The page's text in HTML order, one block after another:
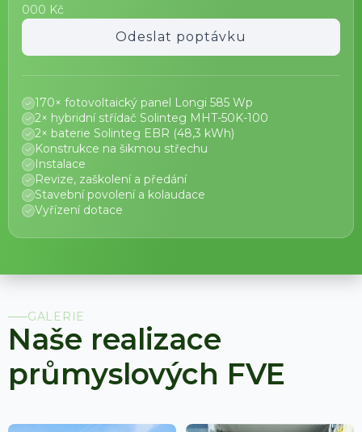
000 Kč
Odeslat poptávku
170× fotovoltaický panel Longi 585 Wp
2× hybridní střídač Solinteg MHT-50K-100
2× baterie Solinteg EBR (48,3 kWh)
Konstrukce na šikmou střechu
Instalace
Revize, zaškolení a předání
Stavební povolení a kolaudace
Vyřízení dotace
GALERIE
Naše realizace
průmyslových FVE